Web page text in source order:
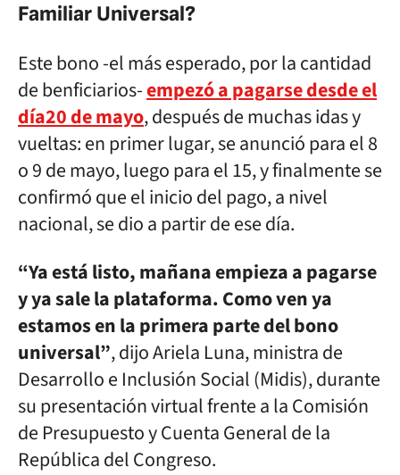
Familiar Universal?
Este bono -el más esperado, por la cantidad
de benficiarios-empezó a pagarse desde el
día20 de mayo, después de muchas idas y
vueltas: en primer lugar, se anunció para el 8
o 9 de mayo, luego para el 15, y finalmente se
confirmó que el inicio del pago, a nivel
nacional, se dio a partir de ese día.
“Ya está listo, mañana empieza a pagarse
y ya sale la plataforma. Como ven ya
estamos en la primera parte del bono
universal”, dijo Ariela Luna, ministra de
Desarrollo e Inclusión Social (Midis), durante
su presentación virtual frente a la Comisión
de Presupuesto y Cuenta General de la
República del Congreso.